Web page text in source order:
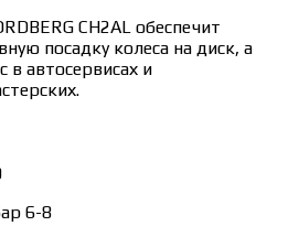
CH2AL обеспечит
посадку колеса на диск, а
в автосервисах и
6-8